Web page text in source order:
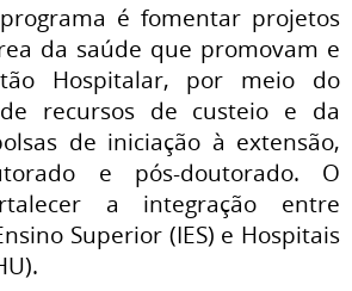
é fomentar projetos
da saúde que promovam e
Hospitalar, por meio do
recursos de custeio e da
de iniciação à extensão,
e pós-doutorado. O
a integração entre
Superior (IES) e Hospitais